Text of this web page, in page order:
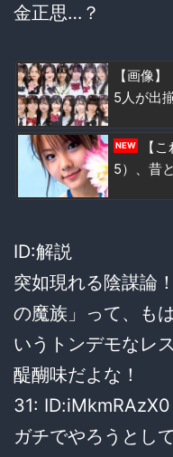
金正思…？
【画像
5人が出
NEW
【
5）、昔
ID:解説
突如現れる陰謀論
の魔族」って、も
いうトンデモなレ
醍醐味だよな！
31: ID:iMkmRAzX0
ガチでやろうとし